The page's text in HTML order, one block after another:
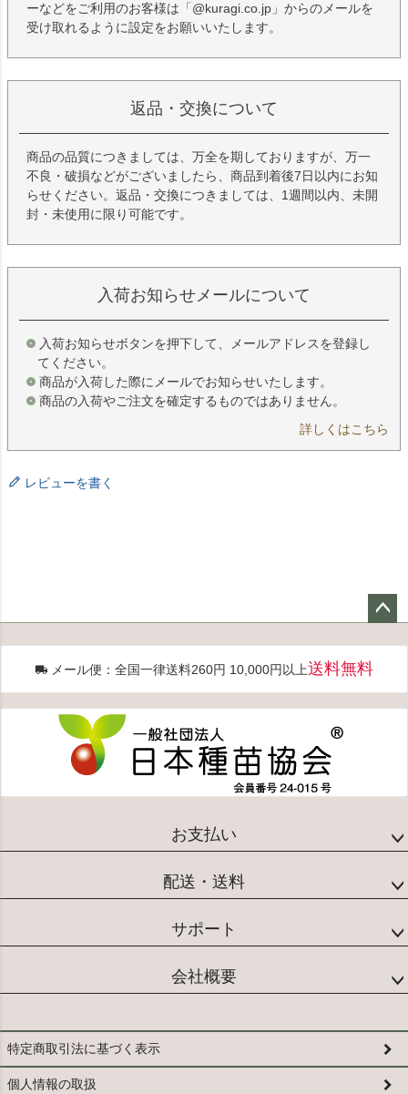
ーなどをご利用のお客様は「@kuragi.co.jp」からのメールを
受け取れるように設定をお願いいたします。
返品・交換について
商品の品質につきましては、万全を期しておりますが、万一
不良・破損などがございましたら、商品到着後7日以内にお知
らせください。返品・交換につきましては、1週間以内、未開
封・未使用に限り可能です。
入荷お知らせメールについて
入荷お知らせボタンを押下して、メールアドレスを登録し
てください。
商品が入荷した際にメールでお知らせいたします。
商品の入荷やご注文を確定するものではありません。
詳しくはこちら
レビューを書く
ップ
へ
メール便：全国一律送料260円 10,000円以上送料無料
お支払い
配送・送料
サポート
会社概要
特定商取引法に基づく表示
個人情報の取扱